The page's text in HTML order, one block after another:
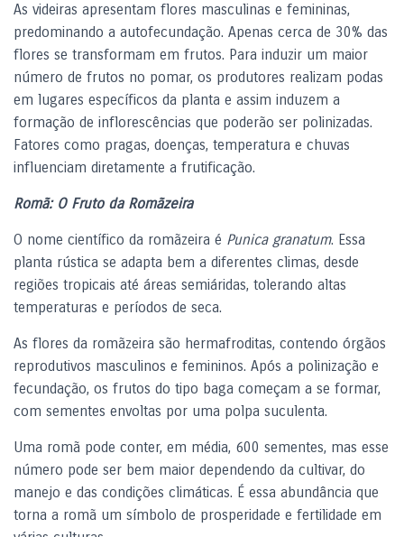
As videiras apresentam flores masculinas e femininas,
predominando a autofecundação. Apenas cerca de 30% das
flores se transformam em frutos. Para induzir um maior
número de frutos no pomar, os produtores realizam podas
em lugares específicos da planta e assim induzem a
formação de inflorescências que poderão ser polinizadas.
Fatores como pragas, doenças, temperatura e chuvas
influenciam diretamente a frutificação.
Romã: O Fruto da Romãzeira
O nome científico da romãzeira é Punica granatum. Essa
planta rústica se adapta bem a diferentes climas, desde
regiões tropicais até áreas semiáridas, tolerando altas
temperaturas e períodos de seca.
As flores da romãzeira são hermafroditas, contendo órgãos
reprodutivos masculinos e femininos. Após a polinização e
fecundação, os frutos do tipo baga começam a se formar,
com sementes envoltas por uma polpa suculenta.
Uma romã pode conter, em média, 600 sementes, mas esse
número pode ser bem maior dependendo da cultivar, do
manejo e das condições climáticas. É essa abundância que
torna a romã um símbolo de prosperidade e fertilidade em